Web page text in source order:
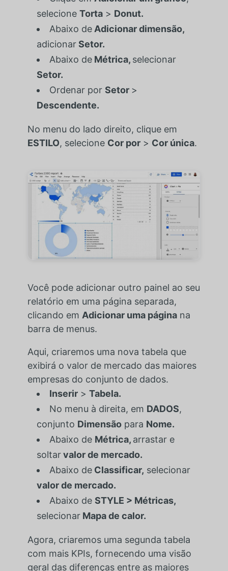
selecione Torta> Donut.
Abaixo deAdicionar dimensão,
adicionarSetor.
Abaixo deMétrica, selecionar
Setor.
Ordenar por Setor >
Descendente.
No menu do lado direito, clique em
ESTILO, selecione Cor por> Cor única.
Você pode adicionar outro painel ao seu
relatório em uma página separada,
clicando em Adicionar uma páginana
barra de menus.
Aqui, criaremos uma nova tabela que
exibirá o valor de mercado das maiores
empresas do conjunto de dados.
Inserir> Tabela.
No menu à direita, em DADOS,
conjunto Dimensãopara Nome.
Abaixo de Métrica, arrastar e
soltarvalor de mercado.
Abaixo deClassificar, selecionar
valor de mercado.
Abaixo de STYLE > Métricas,
selecionarMapa de calor.
Agora, criaremos uma segunda tabela
com mais KPIs, fornecendo uma visão
geral das diferenças entre as maiores